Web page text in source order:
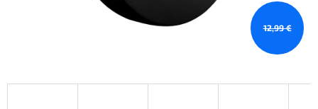
12,99 €